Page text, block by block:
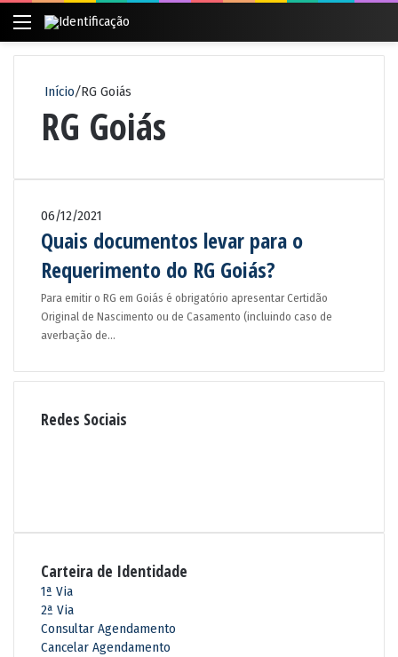
Menu
Início/RG Goiás
RG Goiás
06/12/2021
Quais documentos levar para o
Requerimento do RG Goiás?
Para emitir o RG em Goiás é obrigatório apresentar Certidão
Original de Nascimento ou de Casamento (incluindo caso de
averbação de…
Redes Sociais
b
o
k
T
b
e
s
a
g
r
a
m
Carteira de Identidade
1ª Via
2ª Via
Consultar Agendamento
Cancelar Agendamento